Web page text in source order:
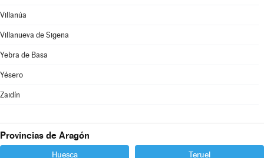
Villanúa
Villanueva de Sigena
Yebra de Basa
Yésero
Zaidín
Provincias de Aragón
Huesca Teruel